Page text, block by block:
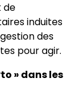
de
induites
des
pour agir.
» dans les